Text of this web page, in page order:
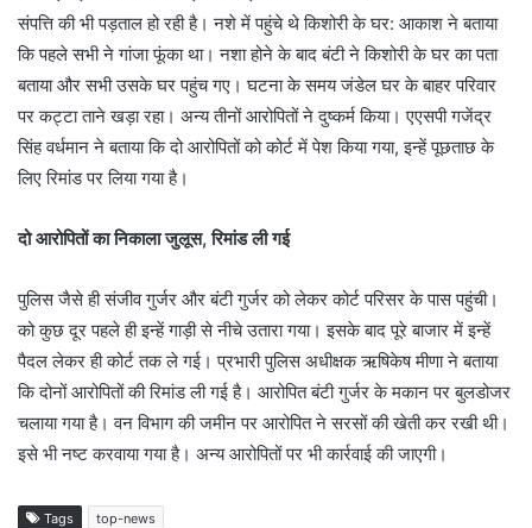
संपत्ति की भी पड़ताल हो रही है। नशे में पहुंचे थे किशोरी के घर: आकाश ने बताया
कि पहले सभी ने गांजा फूंका था। नशा होने के बाद बंटी ने किशोरी के घर का पता
बताया और सभी उसके घर पहुंच गए। घटना के समय जंडेल घर के बाहर परिवार
पर कट्टा ताने खड़ा रहा। अन्य तीनों आरोपितों ने दुष्कर्म किया। एएसपी गजेंद्र
सिंह वर्धमान ने बताया कि दो आरोपितों को कोर्ट में पेश किया गया, इन्हें पूछताछ के
लिए रिमांड पर लिया गया है।
दो आरोपितों का निकाला जुलूस, रिमांड ली गई
पुलिस जैसे ही संजीव गुर्जर और बंटी गुर्जर को लेकर कोर्ट परिसर के पास पहुंची।
को कुछ दूर पहले ही इन्हें गाड़ी से नीचे उतारा गया। इसके बाद पूरे बाजार में इन्हें
पैदल लेकर ही कोर्ट तक ले गई। प्रभारी पुलिस अधीक्षक ऋषिकेष मीणा ने बताया
कि दोनों आरोपितों की रिमांड ली गई है। आरोपित बंटी गुर्जर के मकान पर बुलडोजर
चलाया गया है। वन विभाग की जमीन पर आरोपित ने सरसों की खेती कर रखी थी।
इसे भी नष्ट करवाया गया है। अन्य आरोपितों पर भी कार्रवाई की जाएगी।
Tags top-news